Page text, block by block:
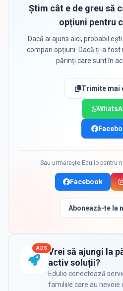
Știm cât e de greu să
opțiuni pentru
Dacă ai ajuns aici, probabil
compari opțiuni. Dacă ți-a
părinți care sunt în
Trimite mai
Sau urmărește Edulio pentru
Facebook
Abonează-te la
ADS Vrei să ajungi la
activ soluții?
Edulio conectează
familiile care au